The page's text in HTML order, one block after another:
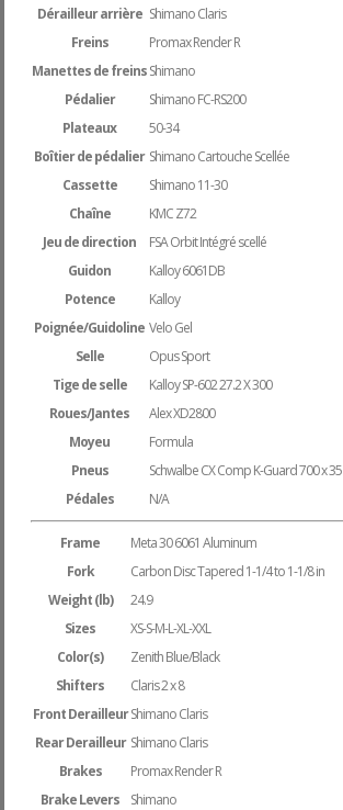
Dérailleur arrière Shimano Claris
Freins
Promax Render R
Manettes de freinsShimano
Pédalier
Shimano FC-RS200
Plateaux
50-34
Boîtier de pédalier Shimano Cartouche Scellée
Cassette
Shimano 11-30
Chaîne
KMC Z72
Jeu de direction
FSA Orbit Intégré scellé
Guidon
Kalloy 6061DB
Potence
Kalloy
Poignée/Guidoline Velo Gel
Selle
Opus Sport
Tige de selle
Kalloy SP-602 27.2 X 300
Roues/Jantes
Alex XD2800
Moyeu
Formula
Pneus
Schwalbe CX Comp K-Guard 700 x 35
Pédales
N/A
Frame
Meta 30 6061 Aluminum
Fork
Carbon Disc Tapered 1-1/4 to 1-1/8 in
Weight (lb)
24.9
Sizes
XS-S-M-L-XL-XXL
Color(s)
Zenith Blue/Black
Shifters
Claris 2 x 8
Front Derailleur Shimano Claris
Rear Derailleur Shimano Claris
Brakes
Promax Render R
Brake Levers
Shimano